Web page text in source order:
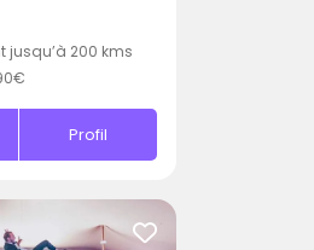
jusqu’à 200 kms
Profil